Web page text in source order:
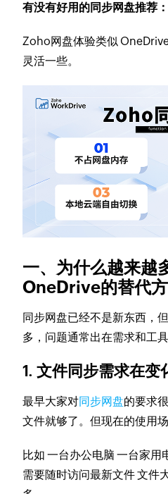
有没有好用的同步网盘推荐
Zoho网盘体验类似
灵活一些。
一、为什么越来越
OneDrive的替代
同步网盘已经不是新东西，
多，问题通常出在需求和工具
1. 文件同步需求在变
最早大家对同步网盘的要求
文件就够了。但现在的使用
比如 一台办公电脑 一台家用
需要随时访问最新文件 文件